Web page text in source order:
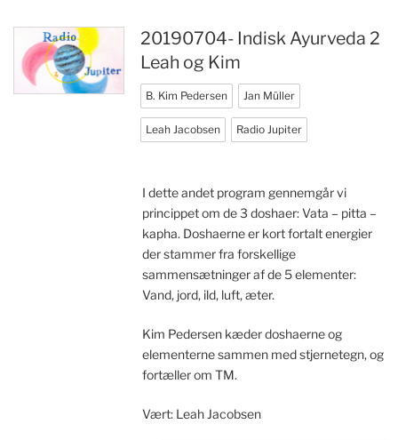
20190704- Indisk Ayurveda 2
Leah og Kim
B. Kim Pedersen Jan Müller
Leah Jacobsen Radio Jupiter
I dette andet program gennemgår vi
princippet om de 3 doshaer: Vata – pitta –
kapha. Doshaerne er kort fortalt energier
der stammer fra forskellige
sammensætninger af de 5 elementer:
Vand, jord, ild, luft, æter.
Kim Pedersen kæder doshaerne og
elementerne sammen med stjernetegn, og
fortæller om TM.
Vært: Leah Jacobsen